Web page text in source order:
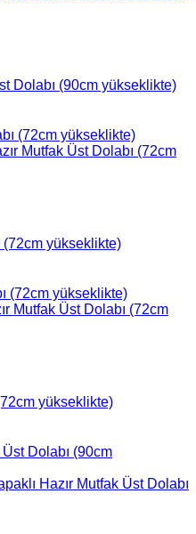
Dolabı (90cm yükseklikte)
(72cm yükseklikte)
yükseklikte)